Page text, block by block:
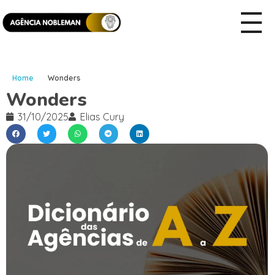
Home Wonders
Wonders
31/10/2025 Elias Cury